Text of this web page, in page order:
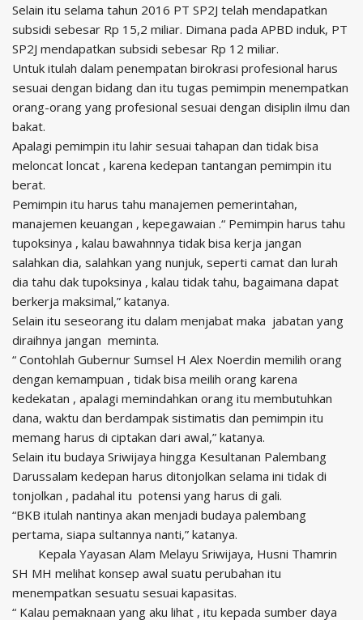
Selain itu selama tahun 2016 PT SP2J telah mendapatkan
subsidi sebesar Rp 15,2 miliar. Dimana pada APBD induk, PT
SP2J mendapatkan subsidi sebesar Rp 12 miliar.
Untuk itulah dalam penempatan birokrasi profesional harus
sesuai dengan bidang dan itu tugas pemimpin menempatkan
orang-orang yang profesional sesuai dengan disiplin ilmu dan
bakat.
Apalagi pemimpin itu lahir sesuai tahapan dan tidak bisa
meloncat loncat , karena kedepan tantangan pemimpin itu
berat.
Pemimpin itu harus tahu manajemen pemerintahan,
manajemen keuangan , kepegawaian .“ Pemimpin harus tahu
tupoksinya , kalau bawahnnya tidak bisa kerja jangan
salahkan dia, salahkan yang nunjuk, seperti camat dan lurah
dia tahu dak tupoksinya , kalau tidak tahu, bagaimana dapat
berkerja maksimal,” katanya.
Selain itu seseorang itu dalam menjabat maka jabatan yang
diraihnya jangan meminta.
“ Contohlah Gubernur Sumsel H Alex Noerdin memilih orang
dengan kemampuan , tidak bisa meilih orang karena
kedekatan , apalagi memindahkan orang itu membutuhkan
dana, waktu dan berdampak sistimatis dan pemimpin itu
memang harus di ciptakan dari awal,” katanya.
Selain itu budaya Sriwijaya hingga Kesultanan Palembang
Darussalam kedepan harus ditonjolkan selama ini tidak di
tonjolkan , padahal itu potensi yang harus di gali.
“BKB itulah nantinya akan menjadi budaya palembang
pertama, siapa sultannya nanti,” katanya.
Kepala Yayasan Alam Melayu Sriwijaya, Husni Thamrin
SH MH melihat konsep awal suatu perubahan itu
menempatkan sesuatu sesuai kapasitas.
“ Kalau pemaknaan yang aku lihat , itu kepada sumber daya